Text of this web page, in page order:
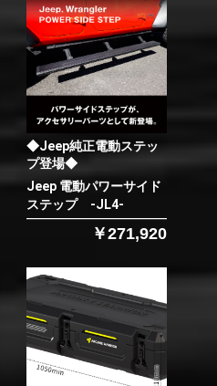
◆Jeep純正電動ステッ
プ登場◆
Jeep 電動パワーサイド
ステップ -JL4-
￥271,920